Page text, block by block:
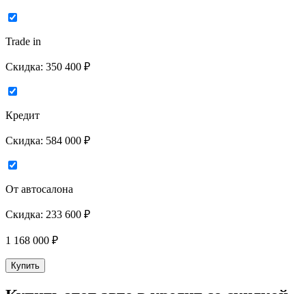
Trade in
Скидка: 350 400 ₽
Кредит
Скидка: 584 000 ₽
От автосалона
Скидка: 233 600 ₽
1 168 000 ₽
Купить